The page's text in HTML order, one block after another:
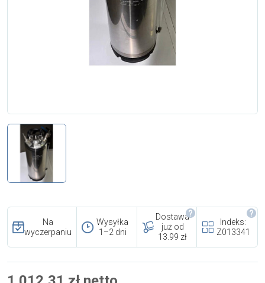
Regulamin
Polityka prywatności
i cookies
Skontaktuj się z nami
Polecany artykuł
Na
wyczerpaniu
Wysyłka
1–2 dni
Dostawa
już od
13.99 zł
Indeks:
Z013341